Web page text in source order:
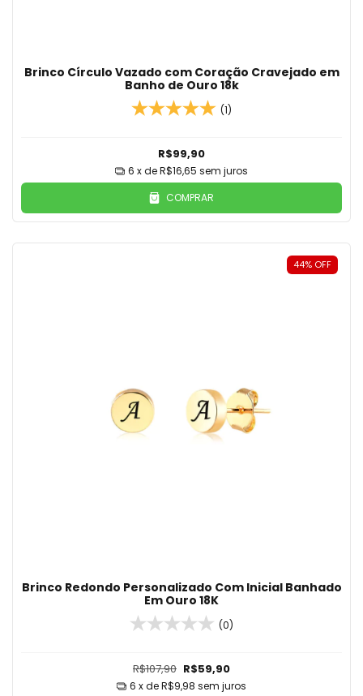
Brinco Círculo Vazado com Coração Cravejado em
Banho de Ouro 18k
(1)
R$99,90
6 x deR$16,65 sem juros
COMPRAR
44% OFF
Brinco Redondo Personalizado Com Inicial Banhado
Em Ouro 18K
(0)
R$107,90 R$59,90
6 x deR$9,98 sem juros